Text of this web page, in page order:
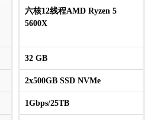
六核12线程AMD Ryzen 5
5600X
32 GB
2x500GB SSD NVMe
1Gbps/25TB